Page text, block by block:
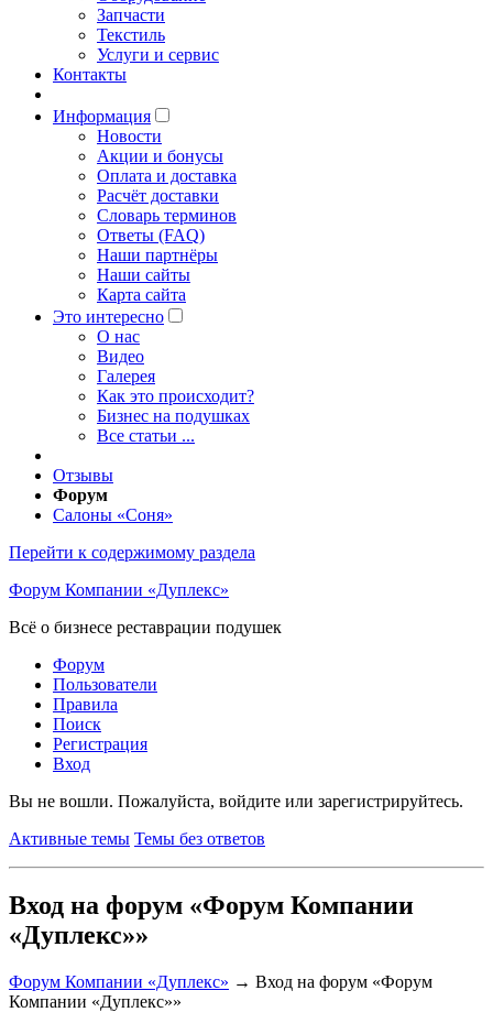
Запчасти
Текстиль
Услуги и сервис
Контакты
Информация
Новости
Акции и бонусы
Оплата и доставка
Расчёт доставки
Словарь терминов
Ответы (FAQ)
Наши партнёры
Наши сайты
Карта сайта
Это интересно
O нас
Видео
Галерея
Как это происходит?
Бизнес на подушках
Все статьи ...
Отзывы
Форум
Салоны «Соня»
Перейти к содержимому раздела
Форум Компании «Дуплекс»
Всё о бизнесе реставрации подушек
Форум
Пользователи
Правила
Поиск
Регистрация
Вход
Вы не вошли. Пожалуйста, войдите или зарегистрируйтесь.
Активные темы Темы без ответов
Вход на форум «Форум Компании
«Дуплекс»»
Форум Компании «Дуплекс» → Вход на форум «Форум
Компании «Дуплекс»»